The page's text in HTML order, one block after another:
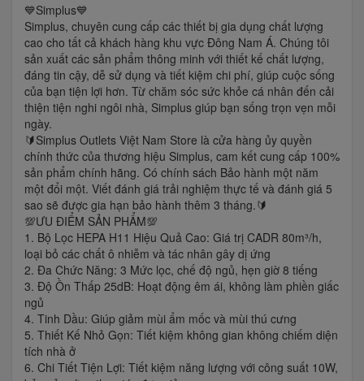
💙Simplus💙
Simplus, chuyên cung cấp các thiết bị gia dụng chất lượng
cao cho tất cả khách hàng khu vực Đông Nam Á. Chúng tôi
sản xuất các sản phẩm thông minh với thiết kế chất lượng,
đáng tin cậy, dễ sử dụng và tiết kiệm chi phí, giúp cuộc sống
của bạn tiện lợi hơn. Từ chăm sóc sức khỏe cá nhân đến cải
thiện tiện nghi ngôi nhà, Simplus giúp bạn sống trọn vẹn mỗi
ngày.
🔰Simplus Outlets Việt Nam Store là cửa hàng ủy quyền
chính thức của thương hiệu Simplus, cam kết cung cấp 100%
sản phẩm chính hãng. Có chính sách Bảo hành một năm
một đổi một. Viết đánh giá trải nghiệm thực tế và đánh giá 5
sao sẽ được gia hạn bảo hành thêm 3 tháng.🔰
💯ƯU ĐIỂM SẢN PHẨM💯
1. Bộ Lọc HEPA H11 Hiệu Quả Cao: Giá trị CADR 80m³/h,
loại bỏ các chất ô nhiễm và tác nhân gây dị ứng
2. Đa Chức Năng: 3 Mức lọc, chế độ ngủ, hẹn giờ 8 tiếng
3. Độ Ồn Thấp 25dB: Hoạt động êm ái, không làm phiền giấc
ngủ
4. Tinh Dầu: Giúp giảm mùi ẩm mốc và mùi thú cưng
5. Thiết Kế Nhỏ Gọn: Tiết kiệm không gian không chiếm diện
tích nhà ở
6. Chi Tiết Tiện Lợi: Tiết kiệm năng lượng với công suất 10W,